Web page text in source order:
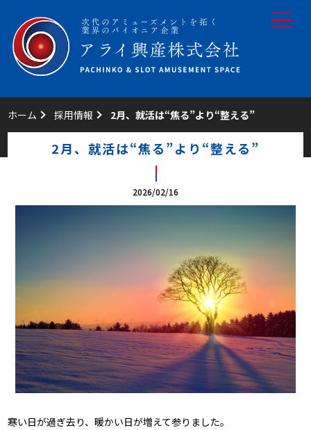
toggle
ホーム 採用情報 2月、就活は“焦る”より“整える”
2月、就活は“焦る”より“整える”
2026/02/16
寒い日が過ぎ去り、暖かい日が増えて参りました。